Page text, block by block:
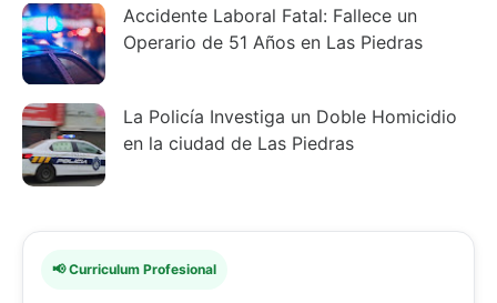
Accidente Laboral Fatal: Fallece un
Operario de 51 Años en Las Piedras
La Policía Investiga un Doble Homicidio
en la ciudad de Las Piedras
📢 Curriculum Profesional